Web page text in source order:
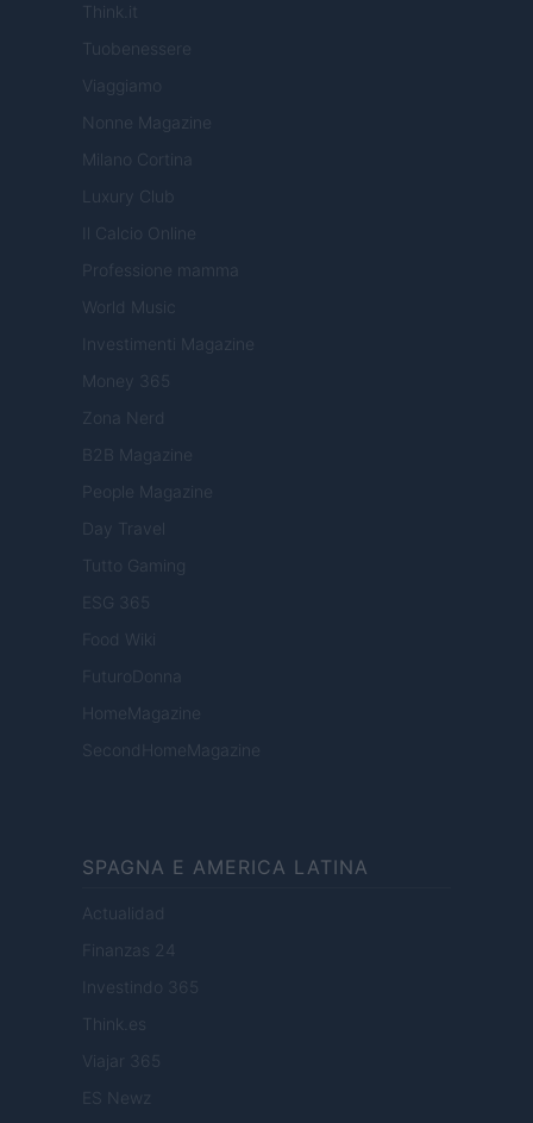
Think.it
Tuobenessere
Viaggiamo
Nonne Magazine
Milano Cortina
Luxury Club
Il Calcio Online
Professione mamma
World Music
Investimenti Magazine
Money 365
Zona Nerd
B2B Magazine
People Magazine
Day Travel
Tutto Gaming
ESG 365
Food Wiki
FuturoDonna
HomeMagazine
SecondHomeMagazine
SPAGNA E AMERICA LATINA
Actualidad
Finanzas 24
Investindo 365
Think.es
Viajar 365
ES Newz